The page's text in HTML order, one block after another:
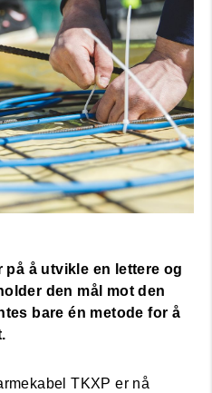
på å utvikle en lettere og
den mål mot den
bare én metode for å
TKXP er nå